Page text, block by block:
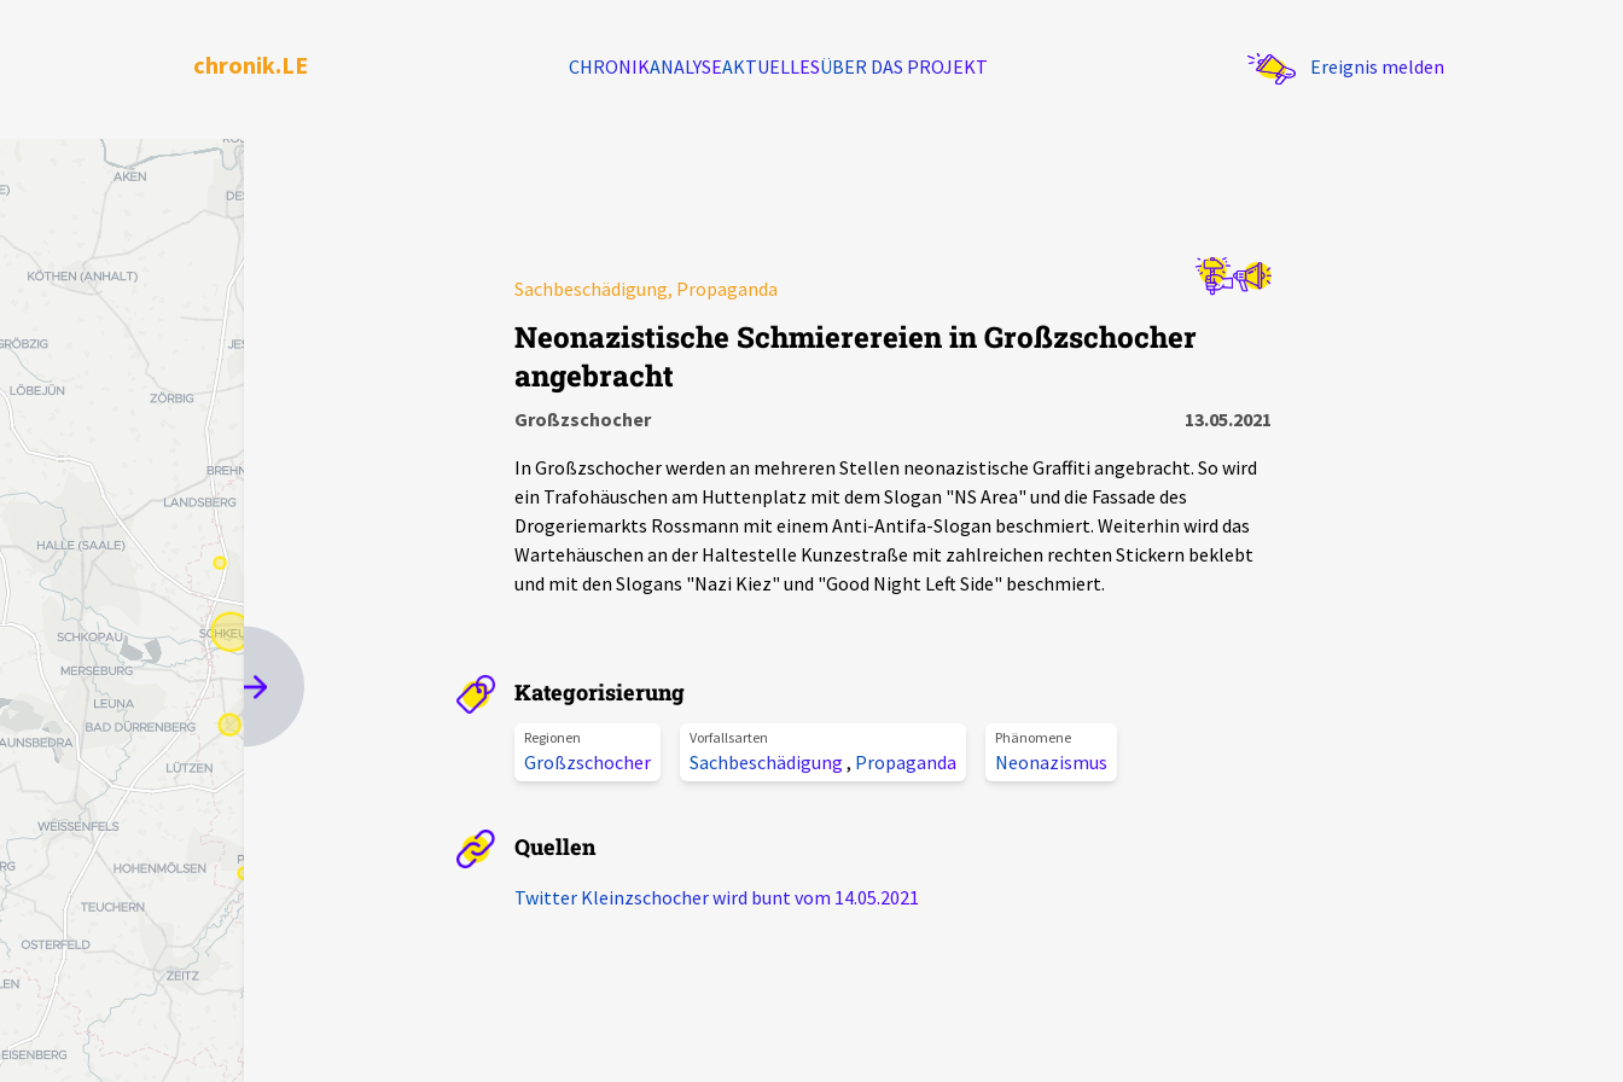
chronik.LE CHRONIKANALYSEAKTUELLESÜBER DAS PROJEKT Ereignis melden
Sachbeschädigung, Propaganda
Neonazistische Schmierereien in Großzschocher
angebracht
Großzschocher
13.05.2021
In Großzschocher werden an mehreren Stellen neonazistische Graffiti angebracht. So wird
ein Trafohäuschen am Huttenplatz mit dem Slogan "NS Area" und die Fassade des
Drogeriemarkts Rossmann mit einem Anti-Antifa-Slogan beschmiert. Weiterhin wird das
Wartehäuschen an der Haltestelle Kunzestraße mit zahlreichen rechten Stickern beklebt
und mit den Slogans "Nazi Kiez" und "Good Night Left Side" beschmiert.
Kategorisierung
Regionen
Großzschocher
Vorfallsarten
Sachbeschädigung , Propaganda
Phänomene
Neonazismus
Quellen
Twitter Kleinzschocher wird bunt vom 14.05.2021
Ereignisse Statistik